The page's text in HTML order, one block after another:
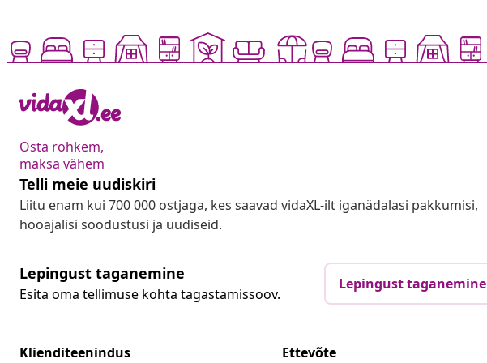
Osta rohkem,
maksa vähem
Telli meie uudiskiri
Liitu enam kui 700 000 ostjaga, kes saavad vidaXL-ilt iganädalasi pakkumisi,
hooajalisi soodustusi ja uudiseid.
Lepingust taganemine
Esita oma tellimuse kohta tagastamissoov.
Lepingust taganemine
Klienditeenindus Ettevõte